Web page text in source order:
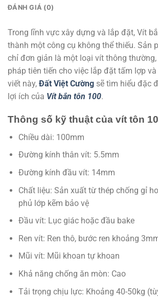
ĐÁNH GIÁ (0)
Trong lĩnh vực xây dựng và lắp đặt, Vít
thành một công cụ không thể thiếu. Sản
chỉ đơn giản là một loại vít thông
pháp tiên tiến cho việc lắp đặt tấm lợp
viết này, Đất Việt Cường sẽ tìm hiểu đặc
lợi ích của Vít bắn tôn 100.
Thông số kỹ thuật của vít tôn
Chiều dài: 100mm
Đường kính thân vít: 5.5mm
Đường kính đầu vít: 14mm
Chất liệu: Sản xuất từ thép chống gỉ
phủ lớp kẽm bảo vệ
Đầu vít: Lục giác hoặc đầu bake
Ren vít: Ren thô, bước ren khoảng
Mũi vít: Mũi khoan tự khoan
Khả năng chống ăn mòn: Cao
Tải trọng chịu lực: Khoảng 40-50kg